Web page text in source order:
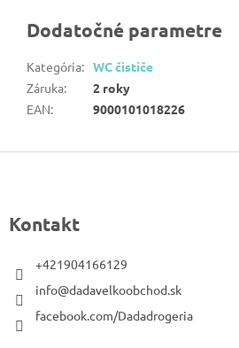
Dodatočné parametre
Kategória: WC čističe
Záruka:
2 roky
EAN: 9000101018226
Z
p
äKontakt
+421904166129
info@dadavelkoobchod.sk
facebook.com/Dadadrogeria